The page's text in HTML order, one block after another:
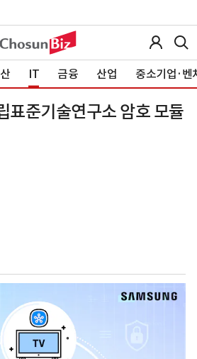
IT 금융 산업 중소기업·벤
표준기술연구소 암호 모듈